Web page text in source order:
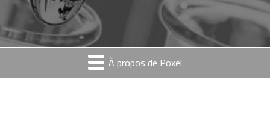
À propos de Poxel